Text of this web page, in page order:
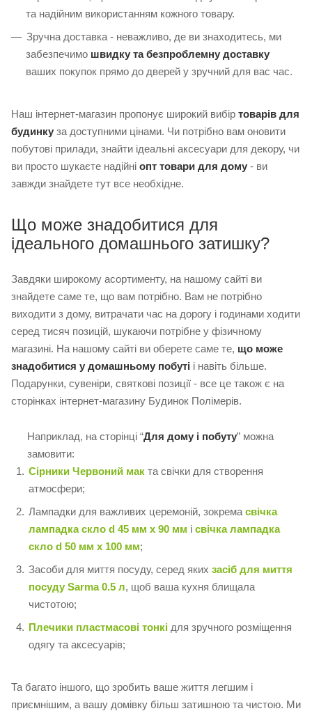
та надійним використанням кожного товару.
Зручна доставка - неважливо, де ви знаходитесь, ми
забезпечимо швидку та безпроблемну доставку
ваших покупок прямо до дверей у зручний для вас час.
Наш інтернет-магазин пропонує широкий вибір товарів для
будинку за доступними цінами. Чи потрібно вам оновити
побутові прилади, знайти ідеальні аксесуари для декору, чи
ви просто шукаєте надійні опт товари для дому - ви
завжди знайдете тут все необхідне.
Що може знадобитися для
ідеального домашнього затишку?
Завдяки широкому асортименту, на нашому сайті ви
знайдете саме те, що вам потрібно. Вам не потрібно
виходити з дому, витрачати час на дорогу і годинами ходити
серед тисяч позицій, шукаючи потрібне у фізичному
магазині. На нашому сайті ви оберете саме те, що може
знадобитися у домашньому побуті і навіть більше.
Подарунки, сувеніри, святкові позиції - все це також є на
сторінках інтернет-магазину Будинок Полімерів.
Наприклад, на сторінці “Для дому і побуту” можна
замовити:
Сірники Червоний мак та свічки для створення
атмосфери;
Лампадки для важливих церемоній, зокрема свічка
лампадка скло d 45 мм х 90 мм і свічка лампадка
скло d 50 мм x 100 мм;
Засоби для миття посуду, серед яких засіб для миття
посуду Sarma 0.5 л, щоб ваша кухня блищала
чистотою;
Плечики пластмасові тонкі для зручного розміщення
одягу та аксесуарів;
Та багато іншого, що зробить ваше життя легшим і
приємнішим, а вашу домівку більш затишною та чистою. Ми